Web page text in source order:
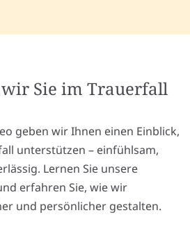
wir Sie im Trauerfall
geben wir Ihnen einen Einblick,
unterstützen – einfühlsam,
Lernen Sie unsere
erfahren Sie, wie wir
und persönlicher gestalten.